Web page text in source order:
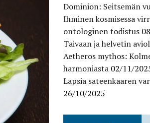
Dominion: Seitsemän
Ihminen kosmisessa
ontologinen todistus
Taivaan ja helvetin
Aetheros mythos:
harmoniasta 02/11/
Lapsia sateenkaaren
26/10/2025